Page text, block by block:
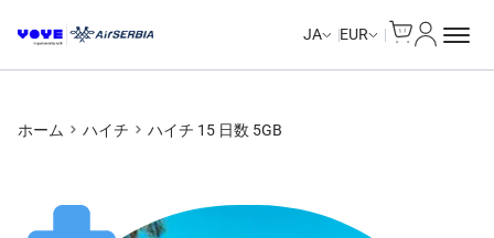
JA EUR
ホーム ハイチ ハイチ 15 日数 5GB